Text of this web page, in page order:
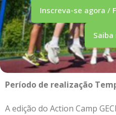
Inscreva-se agora /
Saiba
Período de realização
A edição do Action Camp